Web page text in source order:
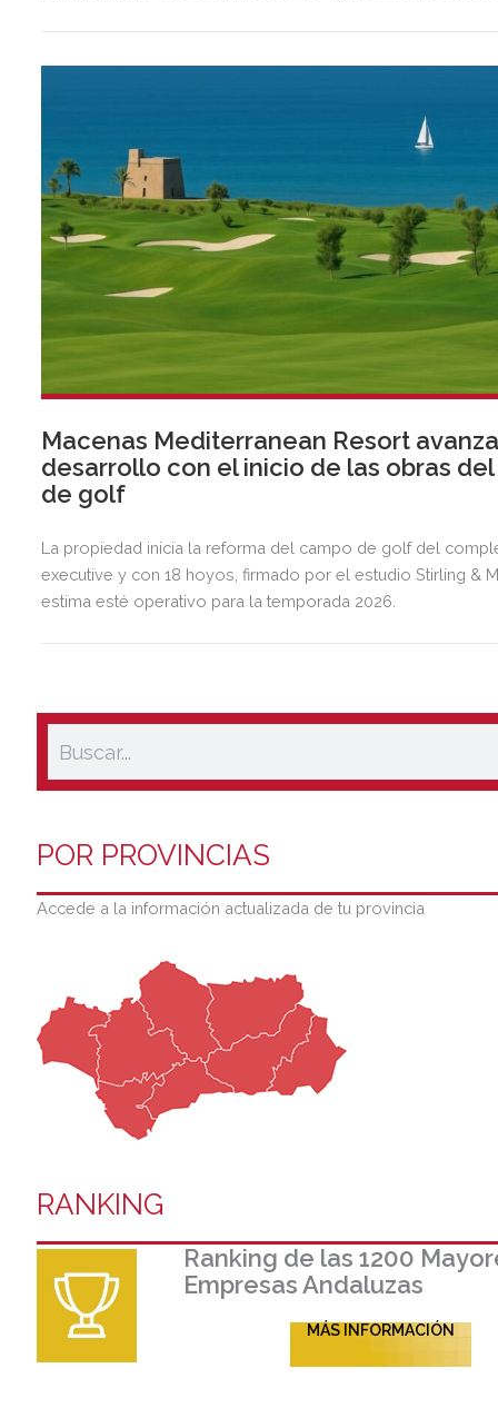
Macenas Mediterranean Resort
desarrollo con el inicio de las obras
de golf
La propiedad inicia la reforma del campo de golf del
executive y con 18 hoyos, firmado por el estudio Stirling &
estima esté operativo para la temporada 2026.
POR PROVINCIAS
Accede a la información actualizada de tu provincia
RANKING
Ranking de las 1200
Empresas Andaluzas
MÁS INFORMACIÓN